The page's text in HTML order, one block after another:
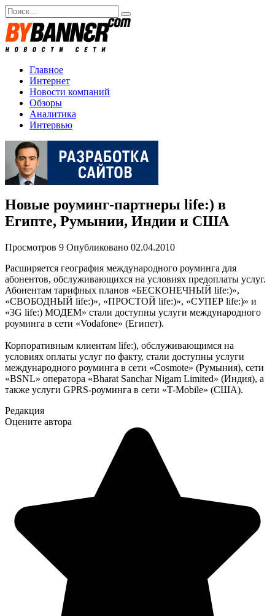
Перейти
к
содержанию
Search
for:
Главное
Интернет
Новости компаний
Обзоры
Аналитика
Интервью
Новые роуминг-партнеры life:) в
Египте, Румынии, Индии и США
Просмотров 9 Опубликовано 02.04.2010
Расширяется география международного роуминга для
абонентов, обслуживающихся на условиях предоплаты услуг.
Абонентам тарифных планов «БЕСКОНЕЧНЫЙ life:)»,
«СВОБОДНЫЙ life:)», «ПРОСТОЙ life:)», «СУПЕР life:)» и
«3G life:) МОДЕМ» стали доступны услуги международного
роуминга в сети «Vodafone» (Египет).
Корпоративным клиентам life:), обслуживающимся на
условиях оплаты услуг по факту, стали доступны услуги
международного роуминга в сети «Cosmote» (Румыния), сети
«BSNL» оператора «Bharat Sanchar Nigam Limited» (Индия), а
также услуги GPRS-роуминга в сети «T-Mobile» (США).
Редакция
Оцените автора